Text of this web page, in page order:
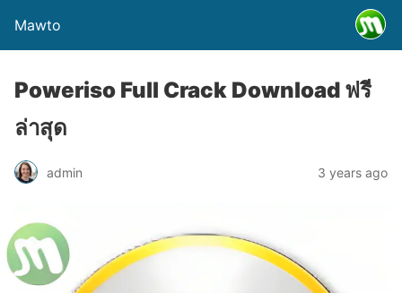
Mawto
Poweriso Full Crack Download ฟรี
ล่าสุด
admin 3 years ago